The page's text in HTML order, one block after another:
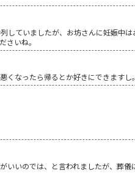
ていましたが、お坊さんに妊娠中
さいね。
なったら帰るとか好きにできますし
いのでは、と言われましたが、葬